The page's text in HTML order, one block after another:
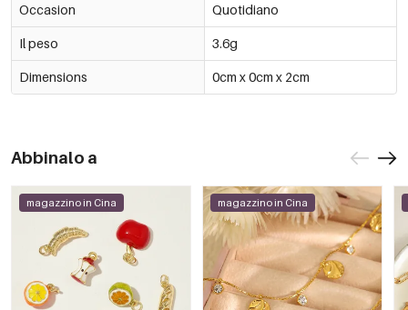
Occasion Quotidiano
Il peso 3.6g
Dimensions 0cm x 0cm x 2cm
Abbinalo a
magazzino in Cina magazzino in Cina